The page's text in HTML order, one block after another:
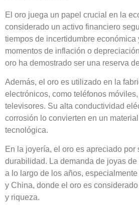
El oro juega un papel crucial en la
considerado un activo financiero
tiempos de incertidumbre económica
momentos de inflación o
oro ha demostrado ser una reserva
Además, el oro es utilizado en la
electrónicos, como teléfonos
televisores. Su alta conductividad
corrosión lo convierten en un
tecnológica.
En la joyería, el oro es apreciado por
durabilidad. La demanda de joyas
a lo largo de los años,
y China, donde el oro es
y riqueza.